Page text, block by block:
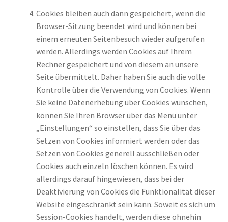
Cookies bleiben auch dann gespeichert, wenn die
Browser-Sitzung beendet wird und können bei
einem erneuten Seitenbesuch wieder aufgerufen
werden. Allerdings werden Cookies auf Ihrem
Rechner gespeichert und von diesem an unsere
Seite übermittelt. Daher haben Sie auch die volle
Kontrolle über die Verwendung von Cookies. Wenn
Sie keine Datenerhebung über Cookies wünschen,
können Sie Ihren Browser über das Menü unter
„Einstellungen“ so einstellen, dass Sie über das
Setzen von Cookies informiert werden oder das
Setzen von Cookies generell ausschließen oder
Cookies auch einzeln löschen können. Es wird
allerdings darauf hingewiesen, dass bei der
Deaktivierung von Cookies die Funktionalität dieser
Website eingeschränkt sein kann. Soweit es sich um
Session-Cookies handelt, werden diese ohnehin